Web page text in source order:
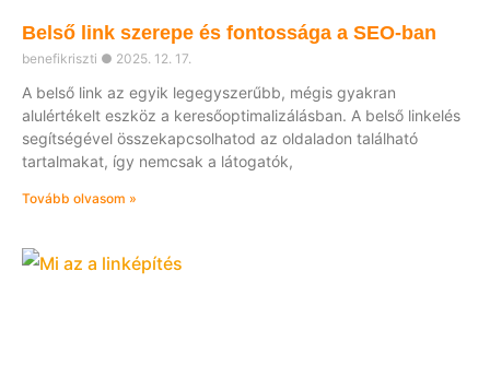
Belső link szerepe és fontossága a SEO-ban
benefikriszti 2025. 12. 17.
A belső link az egyik legegyszerűbb, mégis gyakran
alulértékelt eszköz a keresőoptimalizálásban. A belső linkelés
segítségével összekapcsolhatod az oldaladon található
tartalmakat, így nemcsak a látogatók,
Tovább olvasom »